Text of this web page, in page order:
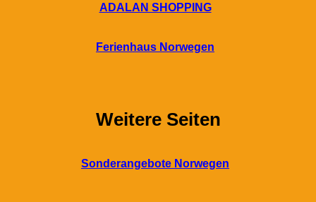
ADALAN SHOPPING
Ferienhaus Norwegen
Weitere Seiten
Sonderangebote Norwegen